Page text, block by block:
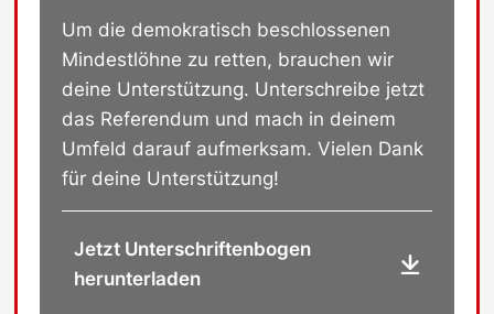
Um die demokratisch beschlossenen
Mindestlöhne zu retten, brauchen wir
deine Unterstützung. Unterschreibe jetzt
das Referendum und mach in deinem
Umfeld darauf aufmerksam. Vielen Dank
für deine Unterstützung!
Jetzt Unterschriftenbogen
herunterladen